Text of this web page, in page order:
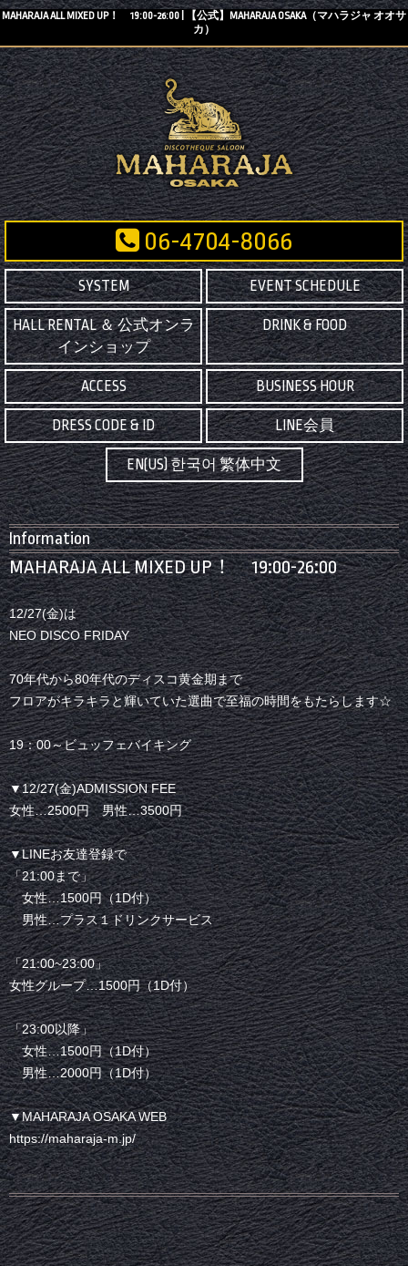
MAHARAJA ALL MIXED UP！ 19:00-26:00 | 【公式】MAHARAJA OSAKA（マハラジャ オオサ
カ）
06-4704-8066
SYSTEM EVENT SCHEDULE
HALL RENTAL ＆ 公式オンラ
インショップ
DRINK & FOOD
ACCESS BUSINESS HOUR
DRESS CODE & ID LINE会員
EN(US) 한국어 繁体中文
Information
MAHARAJA ALL MIXED UP！ 19:00-26:00
12/27(金)は
NEO DISCO FRIDAY
70年代から80年代のディスコ黄金期まで
フロアがキラキラと輝いていた選曲で至福の時間をもたらします☆
19：00～ビュッフェバイキング
▼12/27(金)ADMISSION FEE
女性…2500円 男性…3500円
▼LINEお友達登録で
「21:00まで」
女性…1500円（1D付）
男性…プラス１ドリンクサービス
「21:00~23:00」
女性グループ…1500円（1D付）
「23:00以降」
女性…1500円（1D付）
男性…2000円（1D付）
▼MAHARAJA OSAKA WEB
https://maharaja-m.jp/